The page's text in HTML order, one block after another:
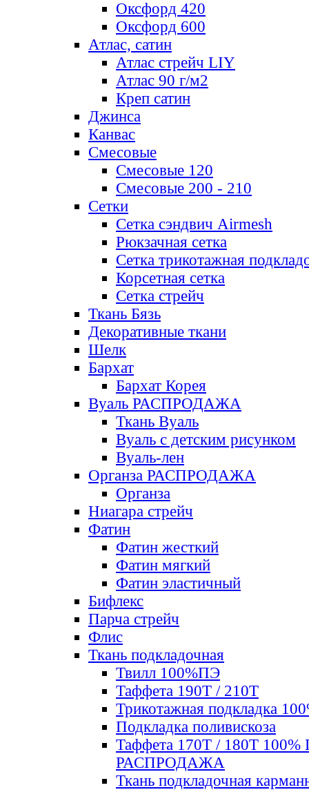
Оксфорд 420
Оксфорд 600
Атлас, сатин
Атлас стрейч LIY
Атлас 90 г/м2
Креп сатин
Джинса
Канвас
Смесовые
Смесовые 120
Смесовые 200 - 210
Сетки
Сетка сэндвич Airmesh
Рюкзачная сетка
Сетка трикотажная
Корсетная сетка
Сетка стрейч
Ткань Бязь
Декоративные ткани
Шелк
Бархат
Бархат Корея
Вуаль РАСПРОДАЖА
Ткань Вуаль
Вуаль с детским рисунком
Вуаль-лен
Органза РАСПРОДАЖА
Органза
Ниагара стрейч
Фатин
Фатин жесткий
Фатин мягкий
Фатин элаcтичный
Бифлекс
Парча стрейч
Флис
Ткань подкладочная
Твилл 100%ПЭ
Таффета 190Т / 210Т
Трикотажная подкладка
Подкладка поливискоза
Таффета 170Т / 180Т 100%
РАСПРОДАЖА
Ткань подкладочная